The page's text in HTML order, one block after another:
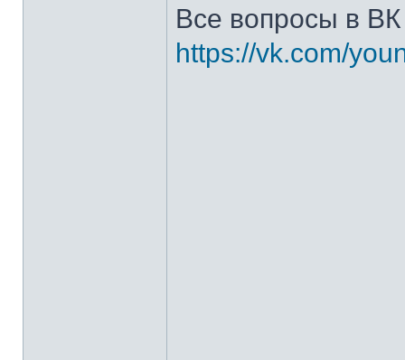
Все вопросы в
https://vk.com/